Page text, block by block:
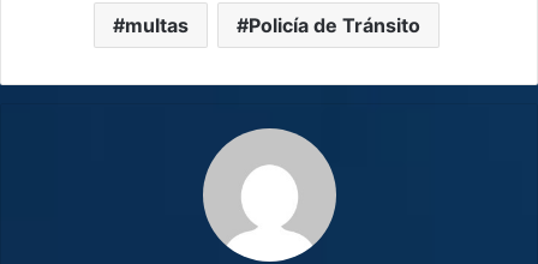
multas Policía de Tránsito